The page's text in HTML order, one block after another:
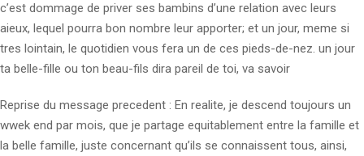
c’est dommage de priver ses bambins d’une relation avec leurs
aieux, lequel pourra bon nombre leur apporter; et un jour, meme si
tres lointain, le quotidien vous fera un de ces pieds-de-nez. un jour
ta belle-fille ou ton beau-fils dira pareil de toi, va savoir
Reprise du message precedent : En realite, je descend toujours un
wwek end par mois, que je partage equitablement entre la famille et
la belle famille, juste concernant qu’ils se connaissent tous, ainsi,